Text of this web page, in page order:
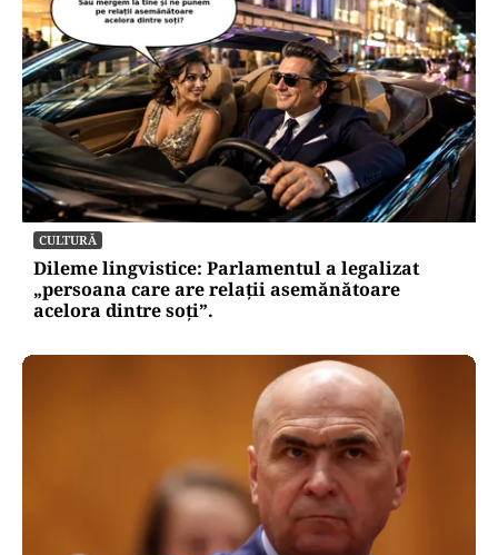
CULTURĂ
Dileme lingvistice: Parlamentul a legalizat
„persoana care are relații asemănătoare
acelora dintre soți”.